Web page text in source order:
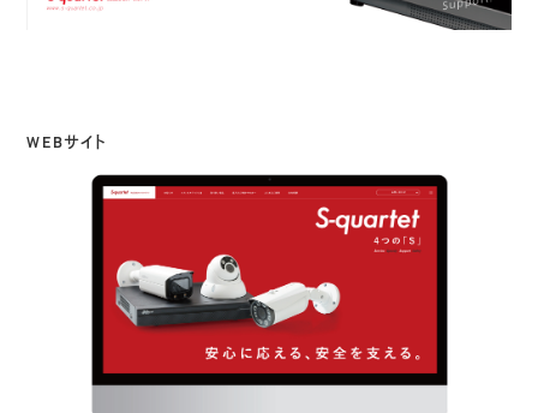
WEBサイト